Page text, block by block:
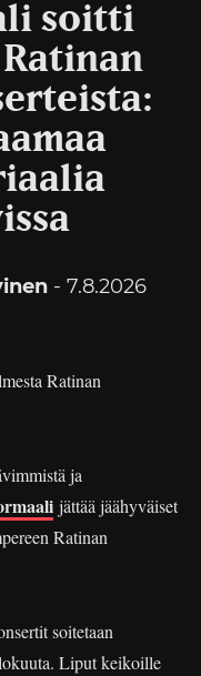
soitti
- 7.8.2026
Ratinan
ja
jättää jäähyväiset
Ratinan
soitetaan
Liput keikoille